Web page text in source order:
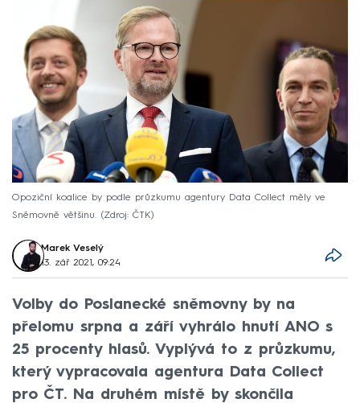
Opoziční koalice by podle průzkumu agentury Data Collect měly ve
Sněmovně většinu.
Zdroj: ČTK
Marek Veselý
13. zář 2021, 09:24
Volby do Poslanecké sněmovny by na
přelomu srpna a září vyhrálo hnutí ANO s
25 procenty hlasů. Vyplývá to z průzkumu,
který vypracovala agentura Data Collect
pro ČT. Na druhém místě by skončila